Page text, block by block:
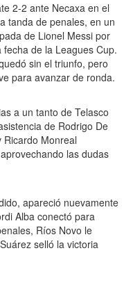
2-2 ante Necaxa en el
tanda de penales, en un
de Lionel Messi por
de la Leagues Cup.
sin el triunfo, pero
para avanzar de ronda.
a un tanto de Telasco
de Rodrigo De
Ricardo Monreal
las dudas
apareció nuevamente
Alba conectó para
Ríos Novo le
selló la victoria